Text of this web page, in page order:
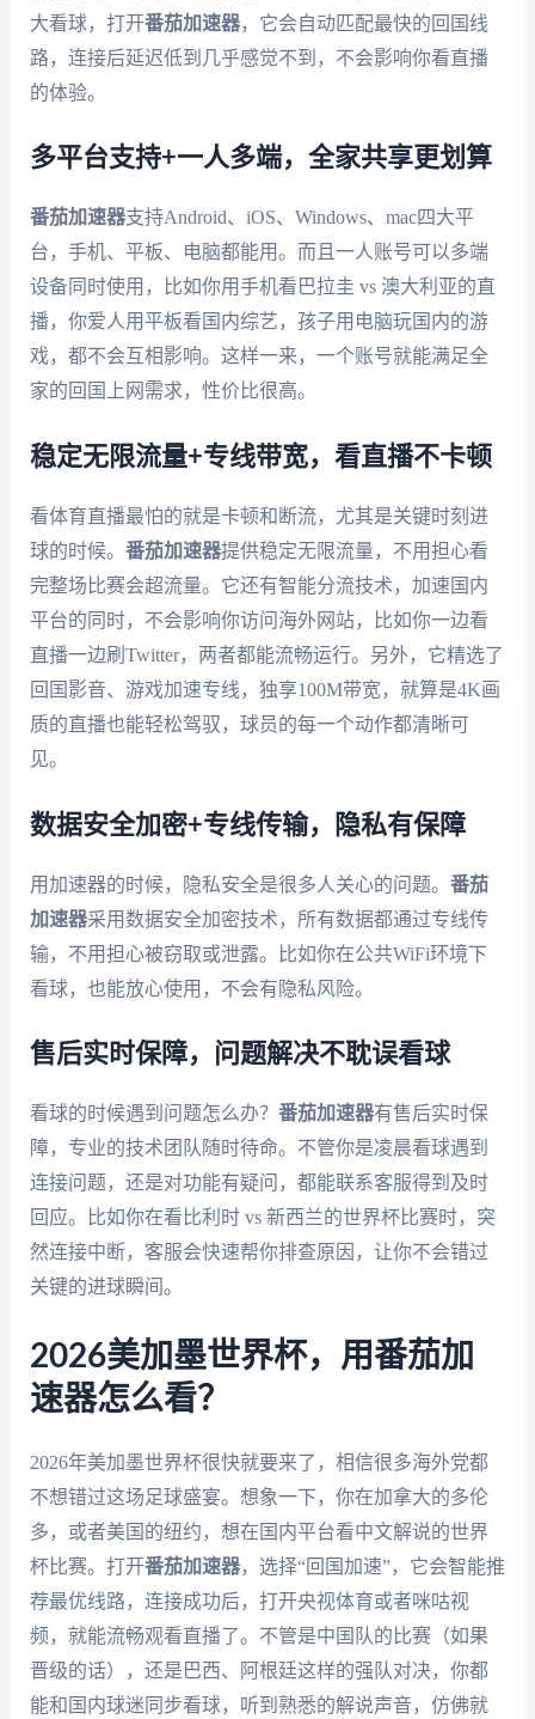
大看球，打开番茄加速器，它会自动匹配最快的回国线
路，连接后延迟低到几乎感觉不到，不会影响你看直播
的体验。
多平台支持+一人多端，全家共享更划算
番茄加速器支持Android、iOS、Windows、mac四大平
台，手机、平板、电脑都能用。而且一人账号可以多端
设备同时使用，比如你用手机看巴拉圭 vs 澳大利亚的直
播，你爱人用平板看国内综艺，孩子用电脑玩国内的游
戏，都不会互相影响。这样一来，一个账号就能满足全
家的回国上网需求，性价比很高。
稳定无限流量+专线带宽，看直播不卡顿
看体育直播最怕的就是卡顿和断流，尤其是关键时刻进
球的时候。 番茄加速器提供稳定无限流量，不用担心看
完整场比赛会超流量。它还有智能分流技术，加速国内
平台的同时，不会影响你访问海外网站，比如你一边看
直播一边刷Twitter，两者都能流畅运行。另外，它精选了
回国影音、游戏加速专线，独享100M带宽，就算是4K画
质的直播也能轻松驾驭，球员的每一个动作都清晰可
见。
数据安全加密+专线传输，隐私有保障
用加速器的时候，隐私安全是很多人关心的问题。 番茄
加速器采用数据安全加密技术，所有数据都通过专线传
输，不用担心被窃取或泄露。比如你在公共WiFi环境下
看球，也能放心使用，不会有隐私风险。
售后实时保障，问题解决不耽误看球
看球的时候遇到问题怎么办？ 番茄加速器有售后实时保
障，专业的技术团队随时待命。不管你是凌晨看球遇到
连接问题，还是对功能有疑问，都能联系客服得到及时
回应。比如你在看比利时 vs 新西兰的世界杯比赛时，突
然连接中断，客服会快速帮你排查原因，让你不会错过
关键的进球瞬间。
2026美加墨世界杯，用番茄加
速器怎么看？
2026年美加墨世界杯很快就要来了，相信很多海外党都
不想错过这场足球盛宴。想象一下，你在加拿大的多伦
多，或者美国的纽约，想在国内平台看中文解说的世界
杯比赛。打开番茄加速器，选择“回国加速”，它会智能推
荐最优线路，连接成功后，打开央视体育或者咪咕视
频，就能流畅观看直播了。不管是中国队的比赛（如果
晋级的话），还是巴西、阿根廷这样的强队对决，你都
能和国内球迷同步看球，听到熟悉的解说声音，仿佛就